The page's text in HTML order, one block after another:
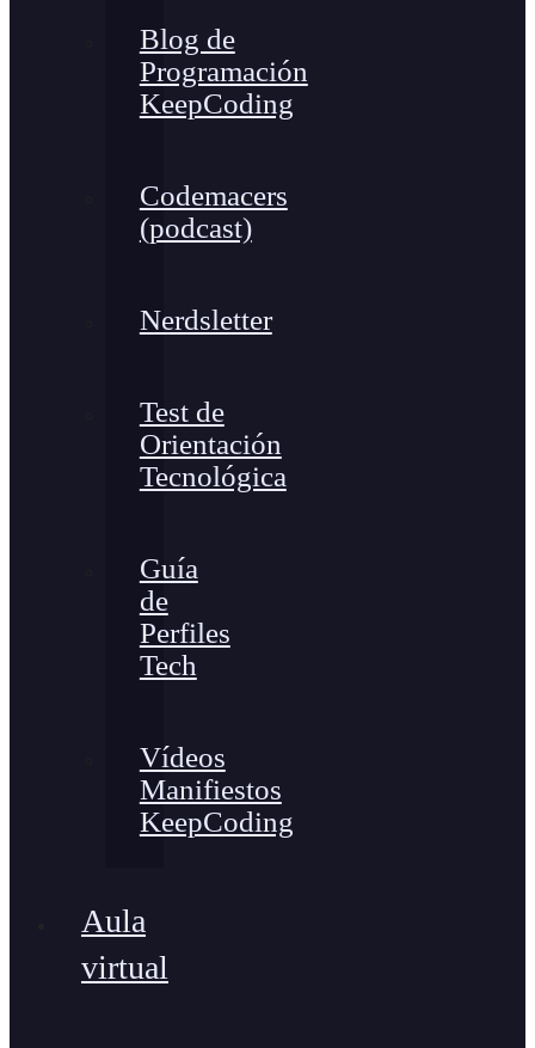
Blog de
Programación
KeepCoding
Codemacers
(podcast)
Nerdsletter
Test de
Orientación
Tecnológica
Guía
de
Perfiles
Tech
Vídeos
Manifiestos
KeepCoding
Aula
virtual